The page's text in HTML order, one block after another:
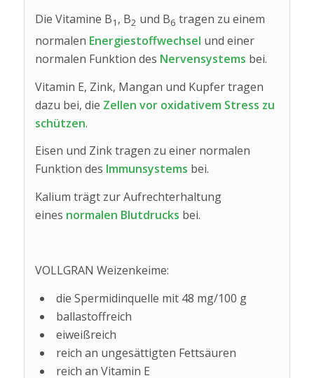
Die Vitamine B1 , B2 und B6 tragen zu einem
normalen Energiestoffwechsel und einer
normalen Funktion des Nervensystems bei.
Vitamin E, Zink, Mangan und Kupfer tragen
dazu bei, die Zellen vor oxidativem Stress zu
schützen.
Eisen und Zink tragen zu einer normalen
Funktion des Immunsystems bei.
Kalium trägt zur Aufrechterhaltung
eines normalen Blutdrucks bei.
VOLLGRAN Weizenkeime:
die Spermidinquelle mit 48 mg/100 g
ballastoffreich
eiweißreich
reich an ungesättigten Fettsäuren
reich an Vitamin E